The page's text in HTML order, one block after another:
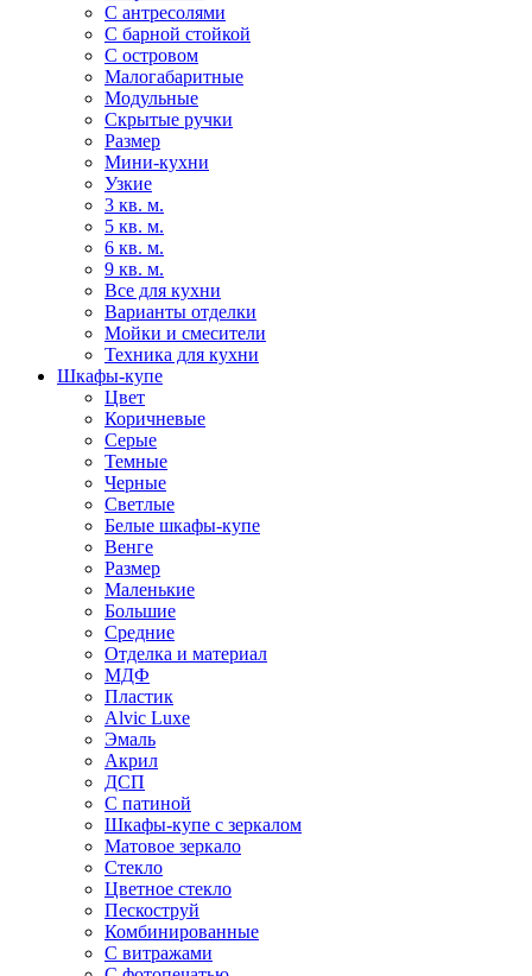
С антресолями
С барной стойкой
С островом
Малогабаритные
Модульные
Скрытые ручки
Размер
Мини-кухни
Узкие
3 кв. м.
5 кв. м.
6 кв. м.
9 кв. м.
Все для кухни
Варианты отделки
Мойки и смесители
Техника для кухни
Шкафы-купе
Цвет
Коричневые
Серые
Темные
Черные
Светлые
Белые шкафы-купе
Венге
Размер
Маленькие
Большие
Средние
Отделка и материал
МДФ
Пластик
Alvic Luxe
Эмаль
Акрил
ДСП
С патиной
Шкафы-купе с зеркалом
Матовое зеркало
Стекло
Цветное стекло
Пескоструй
Комбинированные
С витражами